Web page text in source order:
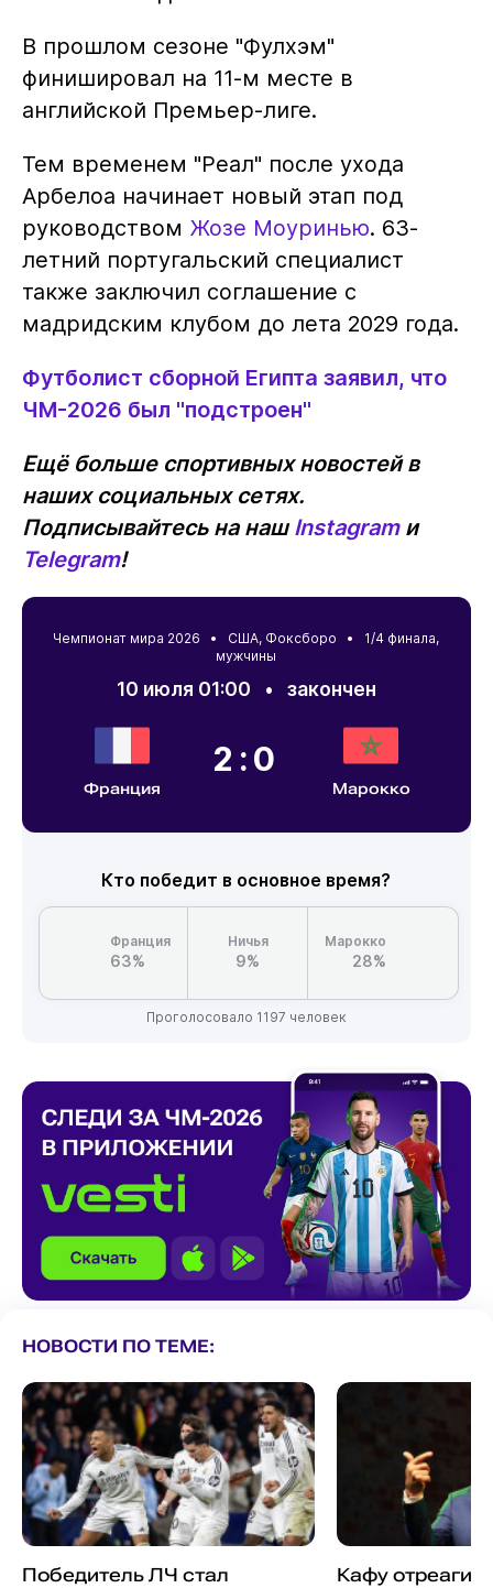
В прошлом сезоне "Фулхэм"
финишировал на 11-м месте в
английской Премьер-лиге.
Тем временем "Реал" после ухода
Арбелоа начинает новый этап под
руководством Жозе Моуринью. 63-
летний португальский специалист
также заключил соглашение с
мадридским клубом до лета 2029 года.
Футболист сборной Египта заявил, что
ЧМ-2026 был "подстроен"
Ещё больше спортивных новостей в
наших социальных сетях.
Подписывайтесь на нашInstagramи
Telegram!
Чемпионат мира 2026 • США, Фоксборо • 1/4 финала,
мужчины
10 июля 01:00 • закончен
Франция
2:0
Марокко
Кто победит в основное время?
Франция
63%
Ничья
9%
Марокко
28%
Проголосовало 1197 человек
НОВОСТИ ПО ТЕМЕ:
Победитель ЛЧ стал
Кафу